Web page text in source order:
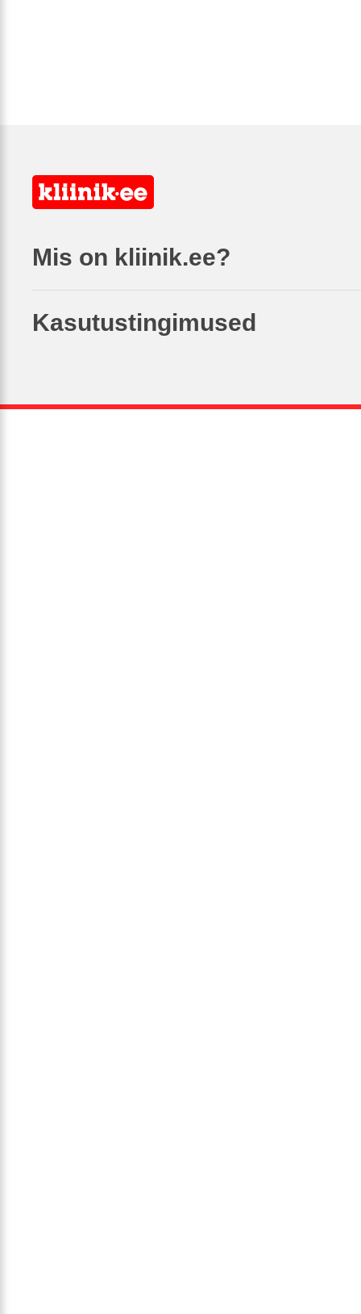
Mis on kliinik.ee?
Kasutustingimused